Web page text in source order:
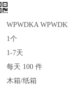
WPWDKA
1个
1-7天
每天 100 件
木箱/纸箱